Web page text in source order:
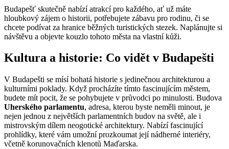
Budapešť skutečně nabízí atrakcí pro každého, ať už máte
hloubkový zájem o historii, potřebujete zábavu pro rodinu, či se
chcete podívat za hranice běžných turistických stezek. Naplánujte si
návštěvu a objevte kouzlo tohoto města na vlastní kůži.
Kultura a historie: Co vidět v Budapešti
V Budapešti se mísí bohatá historie s jedinečnou architekturou a
kulturními poklady. Když procházíte tímto fascinujícím městem,
budete mít pocit, že se pohybujete v průvodci po minulosti. Budova
Uherského parlamentu, adresa, kterou byste neměli minout, je
nejen jednou z největších parlamentních budov na světě, ale i
mistrovským dílem neogotické architektury. Nabízí fascinující
prohlídky, které vám umožní prozkoumat její nádherné interiéry,
včetně korunovačních klenotů Maďarska.